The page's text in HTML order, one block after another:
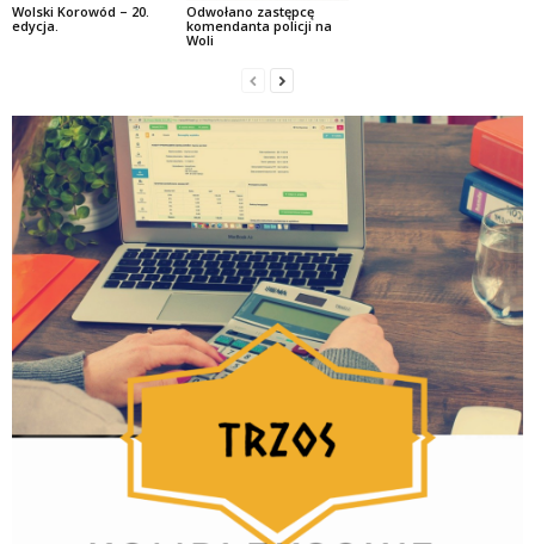
Wolski Korowód – 20.
edycja.
Odwołano zastępcę
komendanta policji na
Woli